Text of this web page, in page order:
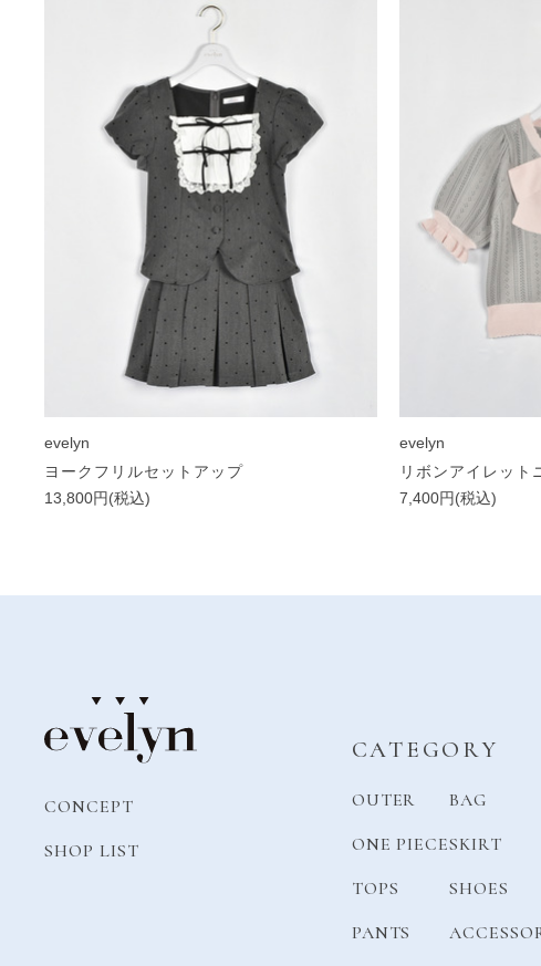
evelyn
ヨークフリルセットアップ
13,800円(税込)
evelyn
リボンアイレット
7,400円(税込)
CONCEPT
SHOP LIST
CATEGORY
OUTER
ONE PIECE
TOPS
PANTS
BAG
SKIRT
SHOES